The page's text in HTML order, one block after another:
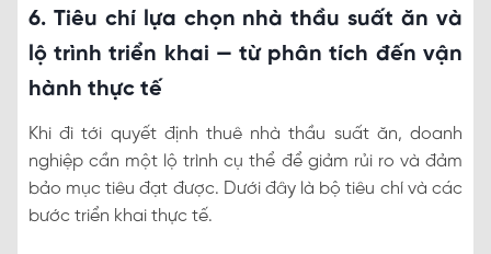
6. Tiêu chí lựa chọn nhà thầu suất ăn và
lộ trình triển khai — từ phân tích đến vận
hành thực tế
Khi đi tới quyết định thuê nhà thầu suất ăn, doanh
nghiệp cần một lộ trình cụ thể để giảm rủi ro và đảm
bảo mục tiêu đạt được. Dưới đây là bộ tiêu chí và các
bước triển khai thực tế.